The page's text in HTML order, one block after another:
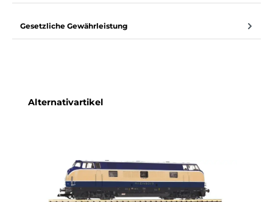
Gesetzliche Gewährleistung
Produktgalerie überspringen
Alternativartikel